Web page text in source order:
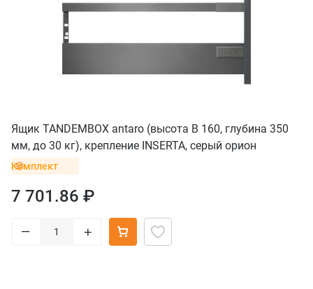
Ящик TANDEMBOX antaro (высота B 160, глубина 350
мм, до 30 кг), крепление INSERTA, серый орион
Комплект
7 701.86 ₽
– +